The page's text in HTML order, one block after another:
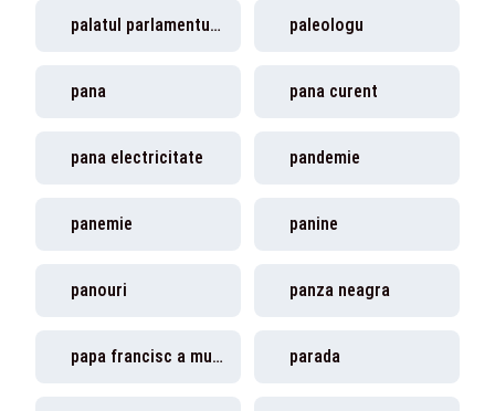
palatul parlamentului paleologu
pana pana curent
pana electricitate pandemie
panemie panine
panouri panza neagra
papa francisc a murit parada